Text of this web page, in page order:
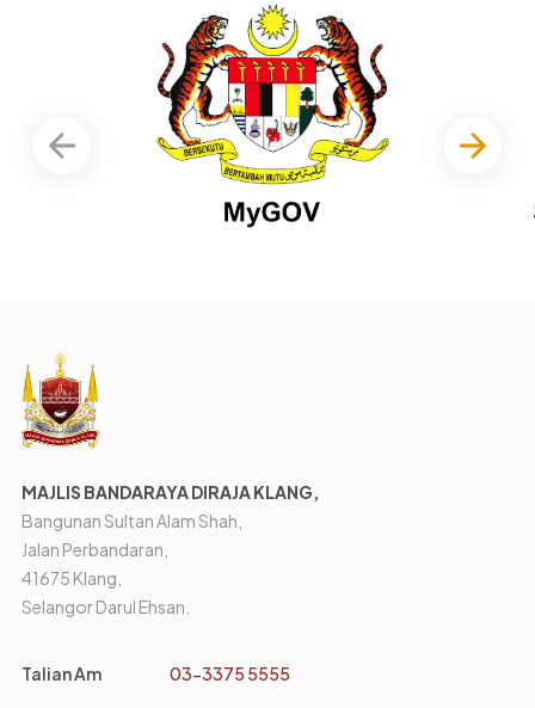
MAJLIS BANDARAYA DIRAJA KLANG,
Bangunan Sultan Alam Shah,
Jalan Perbandaran,
41675 Klang,
Selangor Darul Ehsan.
Talian Am 03-3375 5555